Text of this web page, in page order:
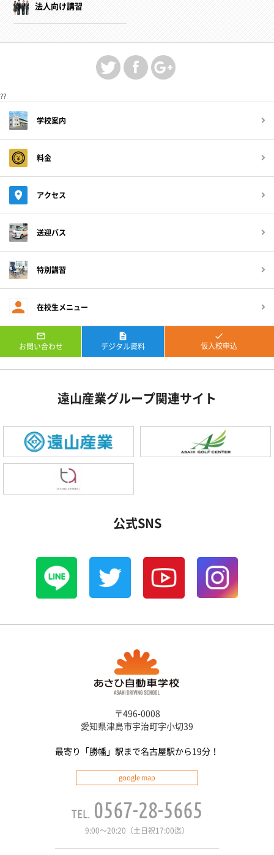
法人向け講習
??
学校案内
料金
アクセス
送迎バス
特別講習
在校生メニュー

お問い合わせ

デジタル資料

仮入校申込
遠山産業グループ関連サイト
公式SNS
〒496-0008
愛知県津島市宇治町字小切39
最寄り「勝幡」駅まで名古屋駅から19分！
google map
0567-28-5665
9:00〜20:20（土日祝17:00迄）